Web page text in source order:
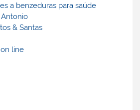
a benzeduras para saúde
& Santas
line